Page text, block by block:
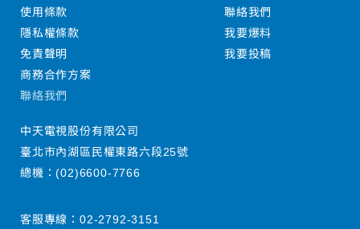
使用條款
隱私權條款
免責聲明
商務合作方案
聯絡我們
我要爆料
我要投稿
聯絡我們
中天電視股份有限公司
臺北市內湖區民權東路六段25號
總機：(02)6600-7766
客服專線： 02-2792-3151